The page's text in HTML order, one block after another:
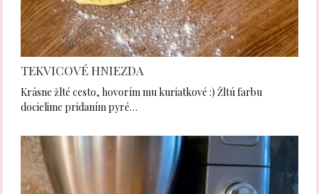
TEKVICOVÉ HNIEZDA
Krásne žlté cesto, hovorím mu kuriatkové :) Žltú farbu
docielime pridaním pyré…